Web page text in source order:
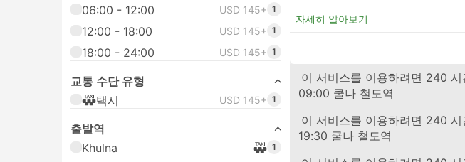
06:00 - 12:00 USD 145+ 1
12:00 - 18:00 USD 145+ 1
18:00 - 24:00 USD 145+ 1
교통 수단 유형
택시
USD 145+ 1
출발역
Khulna
1
자세히 알아보기
Bangladesh Railway 의 기차
09:00 쿨나 철도역
이 서비스를 이용하려면 240
Bangladesh Railway 의 기차
19:30 쿨나 철도역
이 서비스를 이용하려면 240